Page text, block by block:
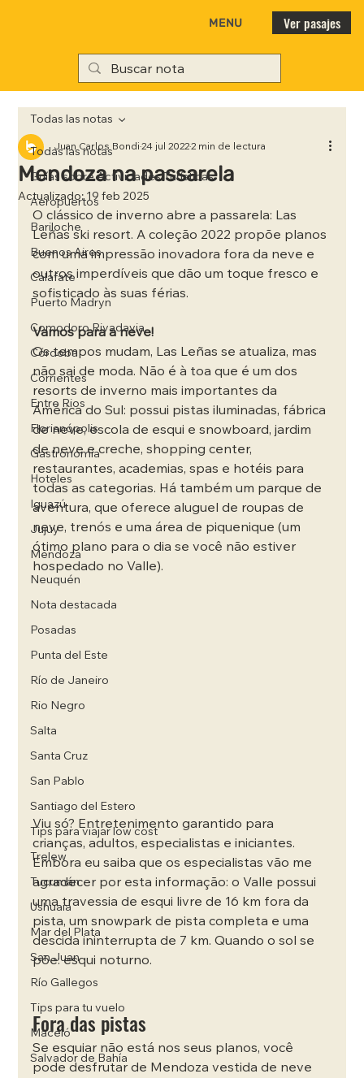
MENU Ver pasajes
Todas las notas
Guías sobre Actividades Turísticas
Aeropuertos
Bariloche
Buenos Aires
Calafate
Puerto Madryn
Comodoro Rivadavia
Córdoba
Corrientes
Entre Rios
Florianópolis
Gastronomía
Hoteles
Iguazú
Jujuy
Mendoza
Neuquén
Nota destacada
Posadas
Punta del Este
Río de Janeiro
Rio Negro
Salta
Santa Cruz
San Pablo
Santiago del Estero
Tips para viajar low cost
Trelew
Tucumán
Ushuaia
Mar del Plata
San Juan
Río Gallegos
Tips para tu vuelo
Maceió
Salvador de Bahía
Todas las notas
Mendoza na passarela
Juan Carlos Bondi24 jul 20222 min de lectura
Actualizado:19 feb 2025
O clássico de inverno abre a passarela: Las
Leñas ski resort. A coleção 2022 propõe planos
com uma impressão inovadora fora da neve e
outros imperdíveis que dão um toque fresco e
sofisticado às suas férias.
Vamos para a neve!
Os tempos mudam, Las Leñas se atualiza, mas
não sai de moda. Não é à toa que é um dos
resorts de inverno mais importantes da
América do Sul: possui pistas iluminadas, fábrica
de neve, escola de esqui e snowboard, jardim
de neve e creche, shopping center,
restaurantes, academias, spas e hotéis para
todas as categorias. Há também um parque de
aventura, que oferece aluguel de roupas de
neve, trenós e uma área de piquenique (um
ótimo plano para o dia se você não estiver
hospedado no Valle).
Viu só? Entretenimento garantido para
crianças, adultos, especialistas e iniciantes.
Embora eu saiba que os especialistas vão me
agradecer por esta informação: o Valle possui
uma travessia de esqui livre de 16 km fora da
pista, um snowpark de pista completa e uma
descida ininterrupta de 7 km. Quando o sol se
põe: esqui noturno.
Fora das pistas
Se esquiar não está nos seus planos, você
pode desfrutar de Mendoza vestida de neve